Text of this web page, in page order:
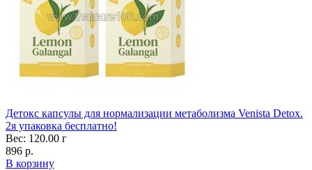
Детокс капсулы для нормализации метаболизма Venista Detox.
2я упаковка бесплатно!
Вес: 120.00 г
896 р.
В корзину